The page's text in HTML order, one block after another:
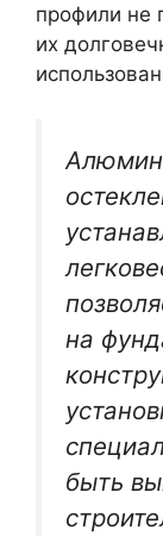
профили не
их
на
быть